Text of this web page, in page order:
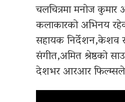
चलचित्रमा मनोज कुमार
कलाकारको अभिनय
सहायक निर्देशन,केशव
संगीत,अमित श्रेष्ठको
देशभर आरआर फिल्म्सले